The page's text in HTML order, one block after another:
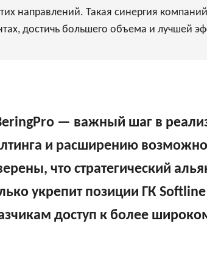
направлений. Такая синергия
достичь большего объема и лучшей
— важный шаг в
и расширению
что стратегический
укрепит позиции ГК
доступ к более